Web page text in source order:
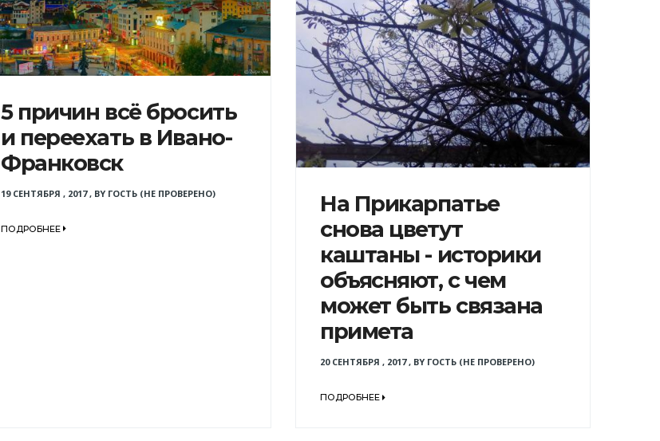
5 причин всё бросить
и переехать в Ивано-
Франковск
19 СЕНТЯБРЯ , 2017, BY ГОСТЬ (НЕ ПРОВЕРЕНО)
ПОДРОБНЕЕ
На Прикарпатье
снова цветут
каштаны - историки
объясняют, с чем
может быть связана
примета
20 СЕНТЯБРЯ , 2017, BY ГОСТЬ (НЕ ПРОВЕРЕНО)
ПОДРОБНЕЕ